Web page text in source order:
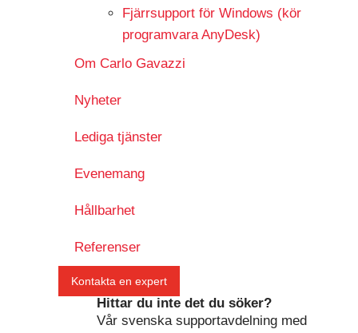
Fjärrsupport för Windows (kör
programvara AnyDesk)
Om Carlo Gavazzi
Nyheter
Lediga tjänster
Evenemang
Hållbarhet
Referenser
Kontakta en expert
Hittar du inte det du söker?
Vår svenska supportavdelning med